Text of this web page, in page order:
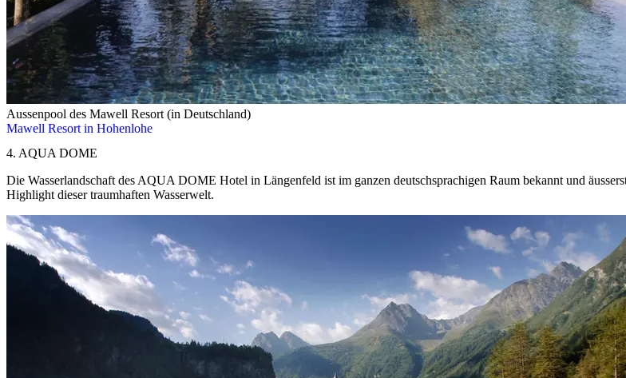
Aussenpool des Mawell Resort (in Deutschland)
Mawell Resort in Hohenlohe
4. AQUA DOME
Die Wasserlandschaft des AQUA DOME Hotel in Längenfeld ist im ganzen deutschsprachigen Raum bekannt und
Highlight dieser traumhaften Wasserwelt.